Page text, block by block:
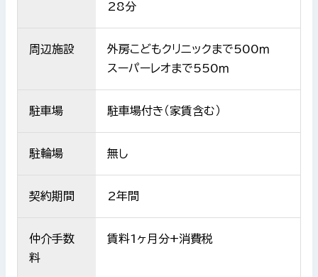
28分
周辺施設
外房こどもクリニックまで500ｍ
スーパーレオまで550ｍ
駐車場 駐車場付き（家賃含む）
駐輪場 無し
契約期間 2年間
仲介手数
料
賃料1ヶ月分+消費税